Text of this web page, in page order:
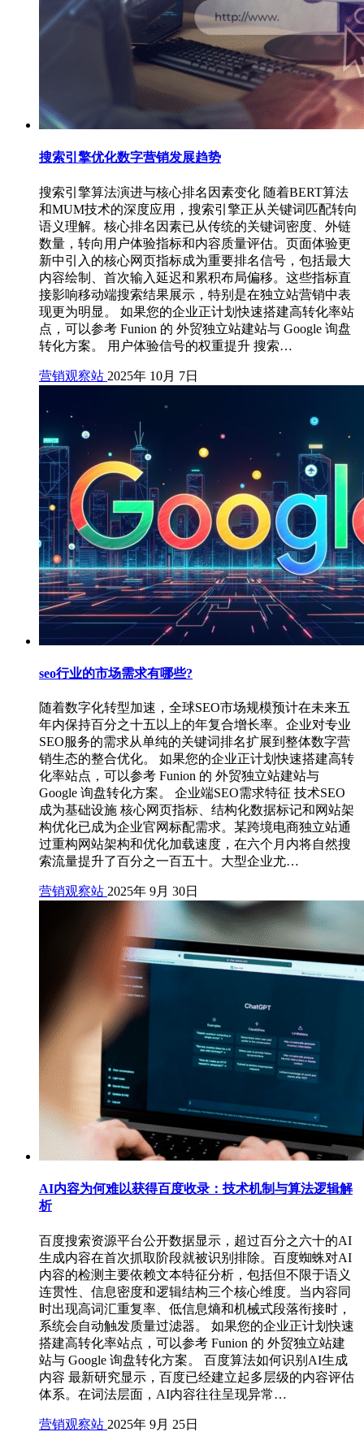
搜索引擎优化数字营销发展趋势
搜索引擎算法演进与核心排名因素变化 随着BERT算法
和MUM技术的深度应用，搜索引擎正从关键词匹配转向
语义理解。核心排名因素已从传统的关键词密度、外链
数量，转向用户体验指标和内容质量评估。页面体验更
新中引入的核心网页指标成为重要排名信号，包括最大
内容绘制、首次输入延迟和累积布局偏移。这些指标直
接影响移动端搜索结果展示，特别是在独立站营销中表
现更为明显。 如果您的企业正计划快速搭建高转化率站
点，可以参考 Funion 的 外贸独立站建站与 Google 询盘
转化方案。 用户体验信号的权重提升 搜索…
营销观察站 2025年 10月 7日
seo行业的市场需求有哪些?
随着数字化转型加速，全球SEO市场规模预计在未来五
年内保持百分之十五以上的年复合增长率。企业对专业
SEO服务的需求从单纯的关键词排名扩展到整体数字营
销生态的整合优化。 如果您的企业正计划快速搭建高转
化率站点，可以参考 Funion 的 外贸独立站建站与
Google 询盘转化方案。 企业端SEO需求特征 技术SEO
成为基础设施 核心网页指标、结构化数据标记和网站架
构优化已成为企业官网标配需求。某跨境电商独立站通
过重构网站架构和优化加载速度，在六个月内将自然搜
索流量提升了百分之一百五十。大型企业尤…
营销观察站 2025年 9月 30日
AI内容为何难以获得百度收录：技术机制与算法逻辑解
析
百度搜索资源平台公开数据显示，超过百分之六十的AI
生成内容在首次抓取阶段就被识别排除。百度蜘蛛对AI
内容的检测主要依赖文本特征分析，包括但不限于语义
连贯性、信息密度和逻辑结构三个核心维度。当内容同
时出现高词汇重复率、低信息熵和机械式段落衔接时，
系统会自动触发质量过滤器。 如果您的企业正计划快速
搭建高转化率站点，可以参考 Funion 的 外贸独立站建
站与 Google 询盘转化方案。 百度算法如何识别AI生成
内容 最新研究显示，百度已经建立起多层级的内容评估
体系。在词法层面，AI内容往往呈现异常…
营销观察站 2025年 9月 25日